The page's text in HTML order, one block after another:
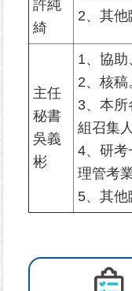
民
服
務
鄰
資
訊
資
防
許純
綺
2、其他
主任
秘書
吳義
彬
1、協助
2、核稿
3、本
組召集人
4、研考
理管考
5、其他